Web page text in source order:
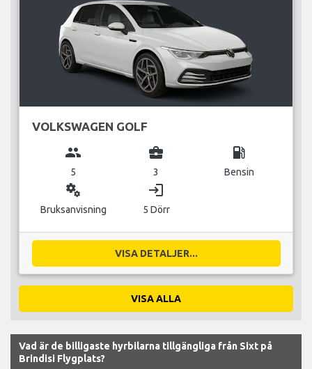
VOLKSWAGEN GOLF
group
5
business_center
3
local_gas_station
Bensin
miscellaneous_services
Bruksanvisning
login
5 Dörr
VISA DETALJER...
VISA ALLA
Vad är de billigaste hyrbilarna tillgängliga från Sixt på
Brindisi Flygplats?